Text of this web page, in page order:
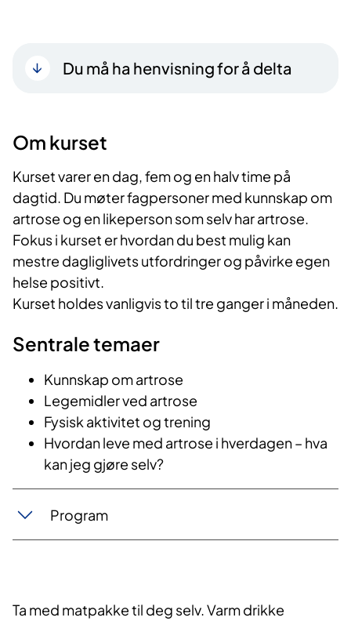
Du må ha henvisning for å delta
Om kurset
Kurset varer en dag, fem og en halv time på
dagtid. Du møter fagpersoner med kunnskap om
artrose og en likeperson som selv har artrose.
Fokus i kurset er hvordan du best mulig kan
mestre dagliglivets utfordringer og påvirke egen
helse positivt.
Kurset holdes vanligvis to til tre ganger i måneden.
Sentrale temaer
Kunnskap om artrose
Legemidler ved artrose
Fysisk aktivitet og trening
Hvordan leve med artrose i hverdagen – hva
kan jeg gjøre selv?
Program
Ta med matpakke til deg selv. Varm drikke